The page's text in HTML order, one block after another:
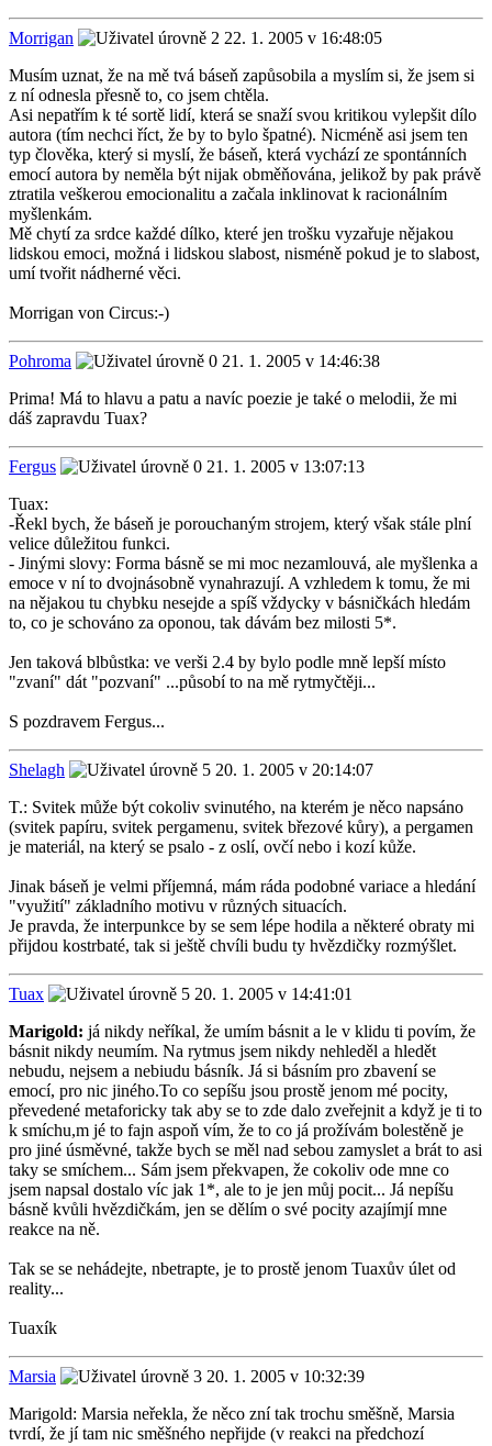
Morrigan
22. 1. 2005 v 16:48:05
Musím uznat, že na mě tvá báseň zapůsobila a myslím si, že jsem si
z ní odnesla přesně to, co jsem chtěla.
Asi nepatřím k té sortě lidí, která se snaží svou kritikou vylepšit dílo
autora (tím nechci říct, že by to bylo špatné). Nicméně asi jsem ten
typ člověka, který si myslí, že báseň, která vychází ze spontánních
emocí autora by neměla být nijak obměňována, jelikož by pak právě
ztratila veškerou emocionalitu a začala inklinovat k racionálním
myšlenkám.
Mě chytí za srdce každé dílko, které jen trošku vyzařuje nějakou
lidskou emoci, možná i lidskou slabost, nisméně pokud je to slabost,
umí tvořit nádherné věci.
Morrigan von Circus:-)
Pohroma
21. 1. 2005 v 14:46:38
Prima! Má to hlavu a patu a navíc poezie je také o melodii, že mi
dáš zapravdu Tuax?
Fergus
21. 1. 2005 v 13:07:13
Tuax:
-Řekl bych, že báseň je porouchaným strojem, který však stále plní
velice důležitou funkci.
- Jinými slovy: Forma básně se mi moc nezamlouvá, ale myšlenka a
emoce v ní to dvojnásobně vynahrazují. A vzhledem k tomu, že mi
na nějakou tu chybku nesejde a spíš vždycky v básničkách hledám
to, co je schováno za oponou, tak dávám bez milosti 5*.
Jen taková blbůstka: ve verši 2.4 by bylo podle mně lepší místo
"zvaní" dát "pozvaní" ...působí to na mě rytmyčtěji...
S pozdravem Fergus...
Shelagh
20. 1. 2005 v 20:14:07
T.: Svitek může být cokoliv svinutého, na kterém je něco napsáno
(svitek papíru, svitek pergamenu, svitek březové kůry), a pergamen
je materiál, na který se psalo - z oslí, ovčí nebo i kozí kůže.
Jinak báseň je velmi příjemná, mám ráda podobné variace a hledání
"využití" základního motivu v různých situacích.
Je pravda, že interpunkce by se sem lépe hodila a některé obraty mi
přijdou kostrbaté, tak si ještě chvíli budu ty hvězdičky rozmýšlet.
Tuax
20. 1. 2005 v 14:41:01
Marigold: já nikdy neříkal, že umím básnit a le v klidu ti povím, že
básnit nikdy neumím. Na rytmus jsem nikdy nehleděl a hledět
nebudu, nejsem a nebiudu básník. Já si básním pro zbavení se
emocí, pro nic jiného.To co sepíšu jsou prostě jenom mé pocity,
převedené metaforicky tak aby se to zde dalo zveřejnit a když je ti to
k smíchu,m jé to fajn aspoň vím, že to co já prožívám bolestěně je
pro jiné úsměvné, takže bych se měl nad sebou zamyslet a brát to asi
taky se smíchem... Sám jsem překvapen, že cokoliv ode mne co
jsem napsal dostalo víc jak 1*, ale to je jen můj pocit... Já nepíšu
básně kvůli hvězdičkám, jen se dělím o své pocity azajímjí mne
reakce na ně.
Tak se se nehádejte, nbetrapte, je to prostě jenom Tuaxův úlet od
reality...
Tuaxík
Marsia
20. 1. 2005 v 10:32:39
Marigold: Marsia neřekla, že něco zní tak trochu směšně, Marsia
tvrdí, že jí tam nic směšného nepřijde (v reakci na předchozí